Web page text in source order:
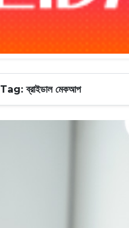
Tag: ব্রাইডাল মেকআপ